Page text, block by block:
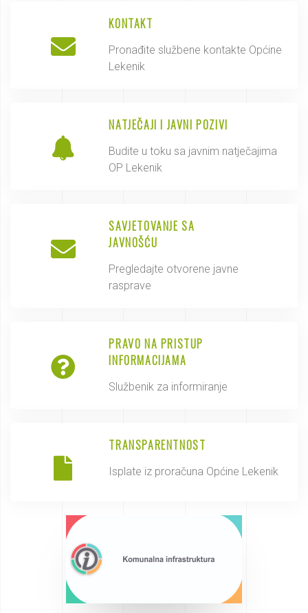
KONTAKT
Pronađite službene kontakte Općine
Lekenik
NATJEČAJI I JAVNI POZIVI
Budite u toku sa javnim natječajima
OP Lekenik
SAVJETOVANJE SA
JAVNOŠĆU
Pregledajte otvorene javne
rasprave
PRAVO NA PRISTUP
INFORMACIJAMA
Službenik za informiranje
TRANSPARENTNOST
Isplate iz proračuna Općine Lekenik